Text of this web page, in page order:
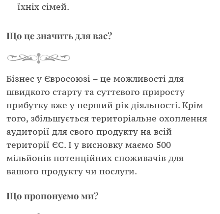
їхніх сімей.
Що це значить для вас?
Бізнес у Євросоюзі – це можливості для
швидкого старту та суттєвого приросту
прибутку вже у перший рік діяльності. Крім
того, збільшується територіальне охоплення
аудиторії для свого продукту на всій
території ЄС. І у висновку маємо 500
мільйонів потенційних споживачів для
вашого продукту чи послуги.
Що пропонуємо ми?